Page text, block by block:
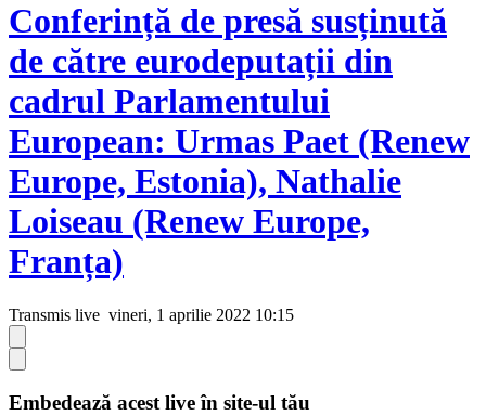
Conferință de presă susținută
de către eurodeputații din
cadrul Parlamentului
European: Urmas Paet (Renew
Europe, Estonia), Nathalie
Loiseau (Renew Europe,
Franța)
Transmis live vineri, 1 aprilie 2022 10:15
Embedează acest live în site-ul tău